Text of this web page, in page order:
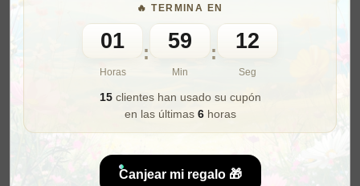
🔥 TERMINA EN
01
Horas
: 59
Min
:
10
Seg
15clientes han usado su cupón
en las últimas 6horas
Canjear mi regalo 🎁